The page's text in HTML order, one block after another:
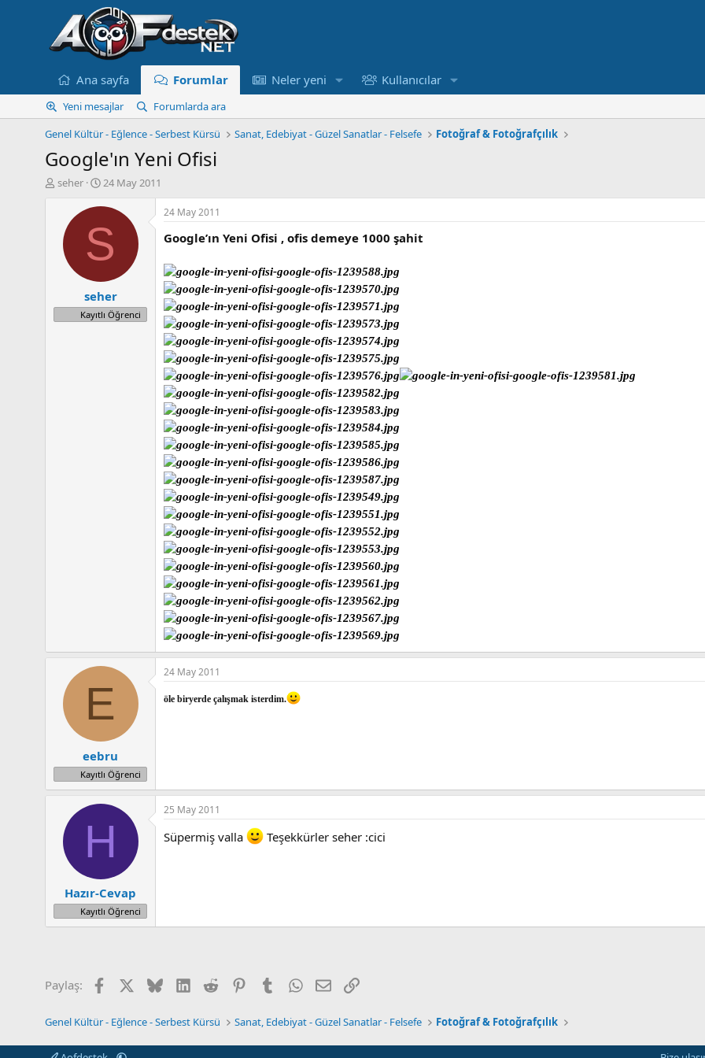
Ana sayfa Forumlar Neler yeni Kullanıcılar
Yeni mesajlar
Forumlarda ara
Genel Kültür - Eğlence - Serbest Kürsü
Sanat, Edebiyat - Güzel Sanatlar - Felsefe Fotoğraf & Fotoğrafçılık
Google'ın Yeni Ofisi
K
l
a
seher
B
ş
l
a
n
ı
ç
t
a
24 May 2011
S
seher
Kayıtlı Öğrenci
24 May 2011
Google’ın Yeni Ofisi , ofis demeye 1000 şahit
E
eebru
Kayıtlı Öğrenci
24 May 2011
öle biryerde çalışmak isterdim.
H
Hazır-Cevap
Kayıtlı Öğrenci
25 May 2011
Süpermiş valla Teşekkürler seher :cici
Paylaş: FacebookX (Twitter)
BlueskyLinkedInReddit PinterestTumblrWhatsApp
E-postaLink
Genel Kültür - Eğlence - Serbest Kürsü Sanat, Edebiyat - Güzel Sanatlar - Felsefe Fotoğraf & Fotoğrafçılık